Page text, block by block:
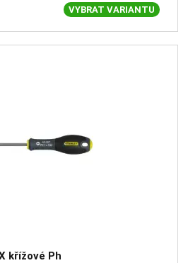
VYBRAT VARIANTU
křížové Ph